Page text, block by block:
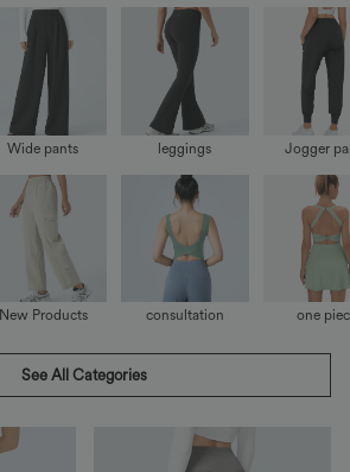
Wide pants leggings Jogger
New Products consultation one
See All Categories